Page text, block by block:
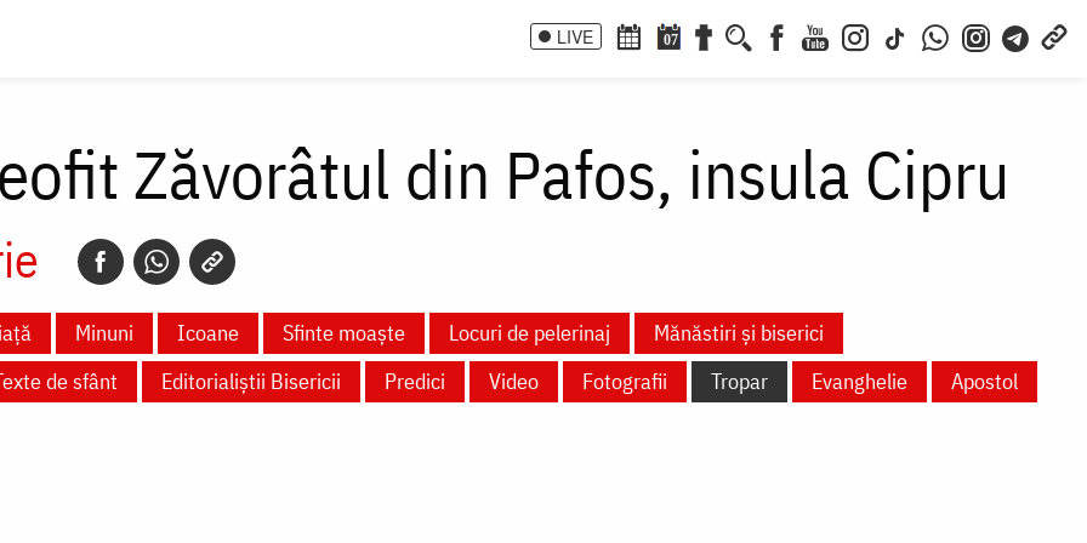
LIVE 07
Zăvorâtul din Pafos, insula Cipru
Minuni Icoane Sfinte moaște Locuri de pelerinaj
Mănăstiri și biserici
de sfânt Editorialiștii Bisericii Predici Video Fotografii Tropar Evanghelie Apostol